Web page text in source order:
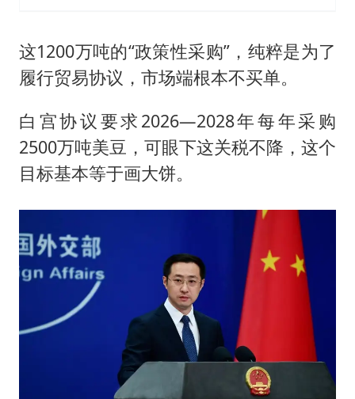
这1200万吨的“政策性采购”，纯粹是为了
履行贸易协议，市场端根本不买单。
白宫协议要求2026—2028年每年采购
2500万吨美豆，可眼下这关税不降，这个
目标基本等于画大饼。